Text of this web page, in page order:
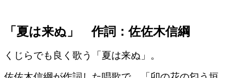
「夏は来ぬ」 作詞：佐佐木信綱
くじらでも良く歌う「夏は来ぬ」。